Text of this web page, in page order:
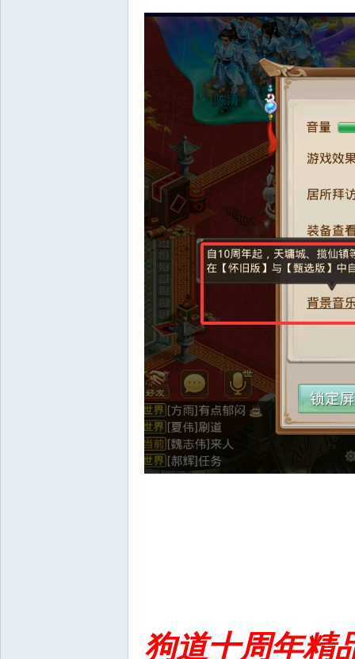
狗道十周年精